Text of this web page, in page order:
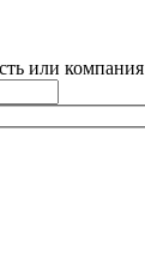
или компания